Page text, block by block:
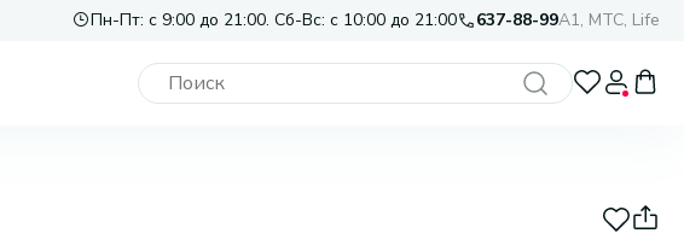
Пн-Пт: с 9:00 до 21:00. Сб-Вс: с 10:00 до 21:00 637-88-99A1, МТС, Life